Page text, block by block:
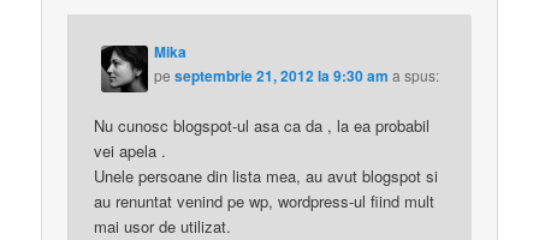
Mika
peseptembrie 21, 2012 la 9:30 am a spus:
Nu cunosc blogspot-ul asa ca da , la ea probabil
vei apela .
Unele persoane din lista mea, au avut blogspot si
au renuntat venind pe wp, wordpress-ul fiind mult
mai usor de utilizat.